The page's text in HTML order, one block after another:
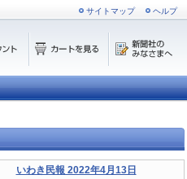
サイトマップ ヘルプ
いわき民報 2022年4月13日